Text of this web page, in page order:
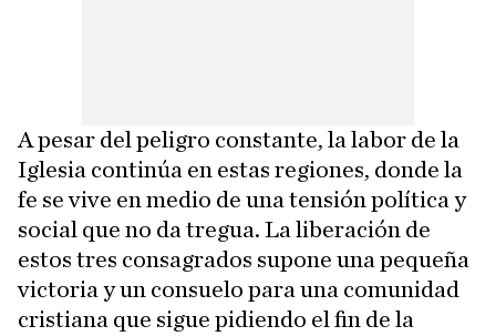
A pesar del peligro constante, la labor de la
Iglesia continúa en estas regiones, donde la
fe se vive en medio de una tensión política y
social que no da tregua. La liberación de
estos tres consagrados supone una pequeña
victoria y un consuelo para una comunidad
cristiana que sigue pidiendo el fin de la